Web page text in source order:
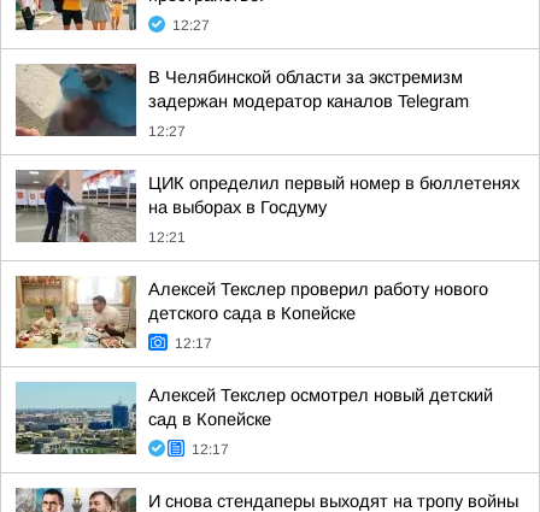
12:27
В Челябинской области за экстремизм
задержан модератор каналов Telegram
12:27
ЦИК определил первый номер в бюллетенях
на выборах в Госдуму
12:21
Алексей Текслер проверил работу нового
детского сада в Копейске
12:17
Алексей Текслер осмотрел новый детский
сад в Копейске
12:17
И снова стендаперы выходят на тропу войны